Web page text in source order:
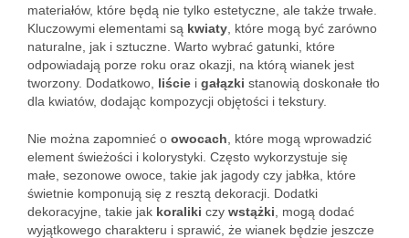
materiałów, które będą nie tylko estetyczne, ale także trwałe.
Kluczowymi elementami są kwiaty , które mogą być zarówno
naturalne, jak i sztuczne. Warto wybrać gatunki, które
odpowiadają porze roku oraz okazji, na którą wianek jest
tworzony. Dodatkowo, liście i gałązki stanowią doskonałe tło
dla kwiatów, dodając kompozycji objętości i tekstury.
Nie można zapomnieć o owocach , które mogą wprowadzić
element świeżości i kolorystyki. Często wykorzystuje się
małe, sezonowe owoce, takie jak jagody czy jabłka, które
świetnie komponują się z resztą dekoracji. Dodatki
dekoracyjne, takie jak koraliki czy wstążki , mogą dodać
wyjątkowego charakteru i sprawić, że wianek będzie jeszcze